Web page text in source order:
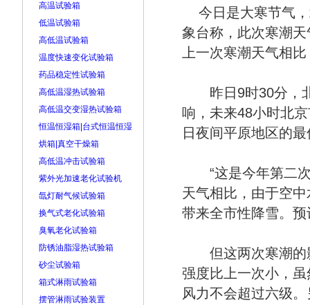
高温试验箱
低温试验箱
高低温试验箱
温度快速变化试验箱
药品稳定性试验箱
高低温湿热试验箱
高低温交变湿热试验箱
恒温恒湿箱|台式恒温恒湿
烘箱|真空干燥箱
高低温冲击试验箱
紫外光加速老化试验机
氙灯耐气候试验箱
换气式老化试验箱
臭氧老化试验箱
防锈油脂湿热试验箱
砂尘试验箱
箱式淋雨试验箱
摆管淋雨试验装置
今日是大寒节气，
象台称，此次寒潮
上一次寒潮天气相
昨日9时30分，北
响，未来48小时北
日夜间平原地区的
“这是今年第二次
天气相比，由于空
带来全市性降雪。
但这两次寒潮的
强度比上一次小，
风力不会超过六级